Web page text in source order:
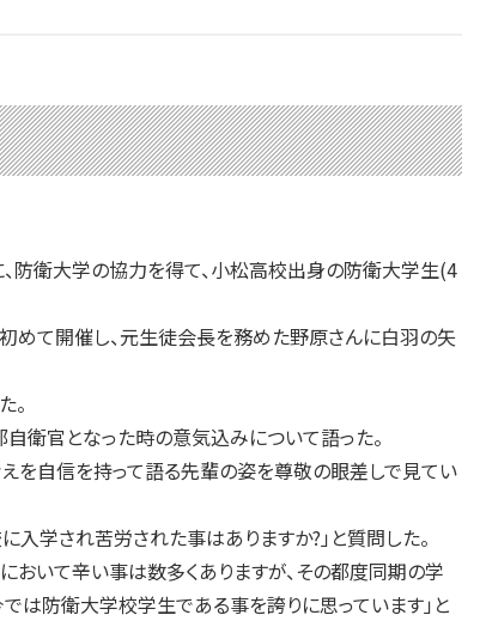
防衛大学の協力を得て、小松高校出身の防衛大学生(4
めて開催し、元生徒会長を務めた野原さんに白羽の矢
。
衛官となった時の意気込みについて語った。
を自信を持って語る先輩の姿を尊敬の眼差しで見てい
学され苦労された事はありますか?」と質問した。
いて辛い事は数多くありますが、その都度同期の学
は防衛大学校学生である事を誇りに思っています」と